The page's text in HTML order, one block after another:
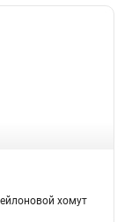
хомут